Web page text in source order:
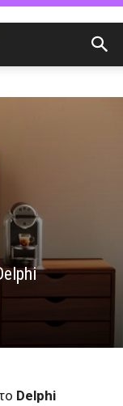
Delphi